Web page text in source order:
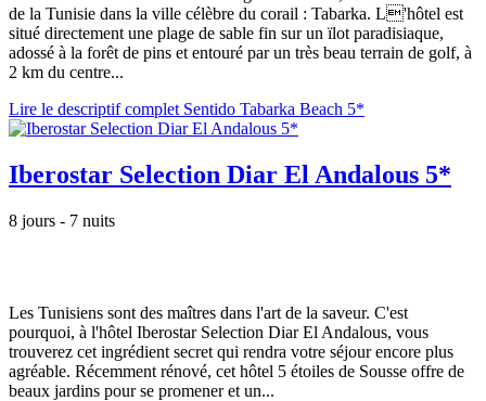
de la Tunisie dans la ville célèbre du corail : Tabarka. L'hôtel est
situé directement une plage de sable fin sur un ïlot paradisiaque,
adossé à la forêt de pins et entouré par un très beau terrain de golf, à
2 km du centre...
Lire le descriptif complet Sentido Tabarka Beach 5*
Iberostar Selection Diar El Andalous 5*
8 jours - 7 nuits
Les Tunisiens sont des maîtres dans l'art de la saveur. C'est
pourquoi, à l'hôtel Iberostar Selection Diar El Andalous, vous
trouverez cet ingrédient secret qui rendra votre séjour encore plus
agréable. Récemment rénové, cet hôtel 5 étoiles de Sousse offre de
beaux jardins pour se promener et un...